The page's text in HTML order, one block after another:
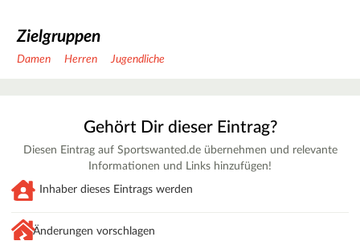
Zielgruppen
Damen Herren Jugendliche
Gehört Dir dieser Eintrag?
Diesen Eintrag auf Sportswanted.de übernehmen und relevante
Informationen und Links hinzufügen!
Inhaber dieses Eintrags werden
Änderungen vorschlagen